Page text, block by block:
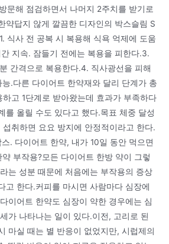
문해 점검하면서 나머지 2주치를 받기로
약답지 않게 깔끔한 디자인의 박스슬림 S
식사 전 공복 시 복용해 식욕 억제에 도움
지속. 잠들기 전에는 복용을 피한다.3.
간격으로 복용한다.4. 직사광선을 피해
.다른 다이어트 한약재와 달리 단계가 총
고 1단계로 받아왔는데 효과가 부족하다
를 올릴 수도 있다고 했다.목표 체중 달성
취하면 요요 방지에 안정적이라고 한다.
. 다이어트 한약, 내가 10일 동안 먹으면
부작용?모든 다이어트 한방 약이 그렇
는 성분 때문에 처음에는 부작용의 증상
고 한다.커피를 마시면 사람마다 심장에
이어트 한약도 심장이 약한 경우에는 심
가 나타나는 일이 있다.이전, 고리로 된
마실 때는 별 반응이 없었지만, 시럽제의